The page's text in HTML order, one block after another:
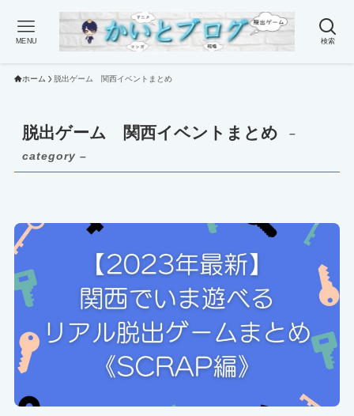
検索
MENU
ホーム 脱出ゲーム 関西イベントまとめ
脱出ゲーム 関西イベントまとめ
–
category –